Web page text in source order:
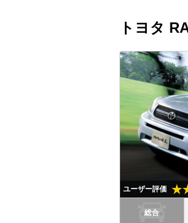
トヨタ
ユーザー評価
総合